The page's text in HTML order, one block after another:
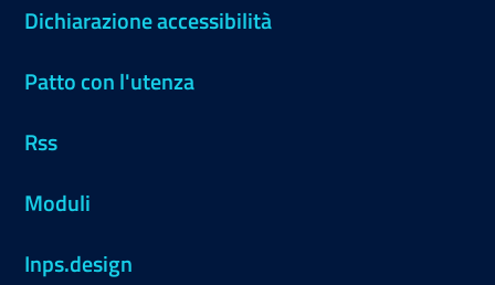
Dichiarazione accessibilità
Patto con l'utenza
Rss
Moduli
Inps.design